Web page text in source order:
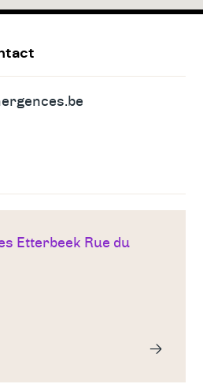
Etterbeek Rue du